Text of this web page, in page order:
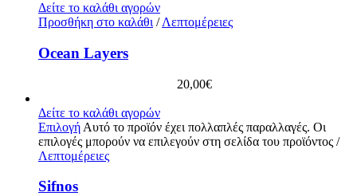
Δείτε το καλάθι αγορών
Προσθήκη στο καλάθι / Λεπτομέρειες
Ocean Layers
20,00€
Δείτε το καλάθι αγορών
Επιλογή Αυτό το προϊόν έχει πολλαπλές παραλλαγές. Οι
επιλογές μπορούν να επιλεγούν στη σελίδα του προϊόντος /
Λεπτομέρειες
Sifnos